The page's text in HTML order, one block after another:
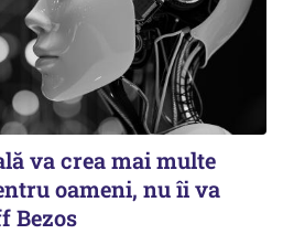
va crea mai multe
oameni, nu îi va
Bezos